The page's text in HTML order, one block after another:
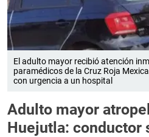
El adulto mayor recibió atención
paramédicos de la Cruz Roja
con urgencia a un hospital
Adulto mayor
Huejutla: conductor